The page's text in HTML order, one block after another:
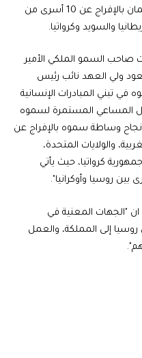
العهد السعودي، الأمير محمد بن سلمان بالإفراج عن 10 أسرى من
والسويد وكرواتيا.
صاحب السمو الملكي الأمير
ولي العهد نائب رئيس
تبني المبادرات الإنسانية
المساعي المستمرة لسموه
نجاح وساطة سموه بالإفراج عن
والولايات المتحدة،
كرواتيا، حيث يأتي
بين روسيا وأوكرانيا".
ان "الجهات المعنية في
إلى المملكة، والعمل